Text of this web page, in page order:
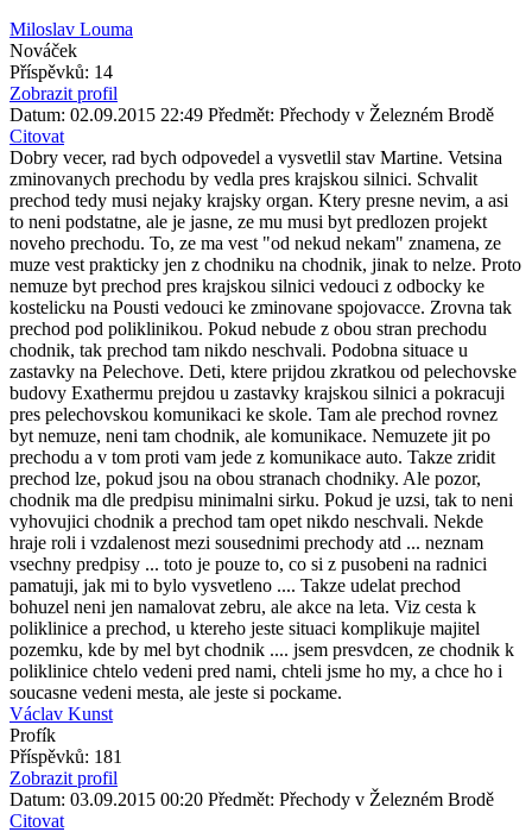
Miloslav Louma
Nováček
Příspěvků: 14
Zobrazit profil
Datum: 02.09.2015 22:49 Předmět: Přechody v Železném Brodě
Citovat
Dobry vecer, rad bych odpovedel a vysvetlil stav Martine. Vetsina
zminovanych prechodu by vedla pres krajskou silnici. Schvalit
prechod tedy musi nejaky krajsky organ. Ktery presne nevim, a asi
to neni podstatne, ale je jasne, ze mu musi byt predlozen projekt
noveho prechodu. To, ze ma vest "od nekud nekam" znamena, ze
muze vest prakticky jen z chodniku na chodnik, jinak to nelze. Proto
nemuze byt prechod pres krajskou silnici vedouci z odbocky ke
kostelicku na Pousti vedouci ke zminovane spojovacce. Zrovna tak
prechod pod poliklinikou. Pokud nebude z obou stran prechodu
chodnik, tak prechod tam nikdo neschvali. Podobna situace u
zastavky na Pelechove. Deti, ktere prijdou zkratkou od pelechovske
budovy Exathermu prejdou u zastavky krajskou silnici a pokracuji
pres pelechovskou komunikaci ke skole. Tam ale prechod rovnez
byt nemuze, neni tam chodnik, ale komunikace. Nemuzete jit po
prechodu a v tom proti vam jede z komunikace auto. Takze zridit
prechod lze, pokud jsou na obou stranach chodniky. Ale pozor,
chodnik ma dle predpisu minimalni sirku. Pokud je uzsi, tak to neni
vyhovujici chodnik a prechod tam opet nikdo neschvali. Nekde
hraje roli i vzdalenost mezi sousednimi prechody atd ... neznam
vsechny predpisy ... toto je pouze to, co si z pusobeni na radnici
pamatuji, jak mi to bylo vysvetleno .... Takze udelat prechod
bohuzel neni jen namalovat zebru, ale akce na leta. Viz cesta k
poliklinice a prechod, u ktereho jeste situaci komplikuje majitel
pozemku, kde by mel byt chodnik .... jsem presvdcen, ze chodnik k
poliklinice chtelo vedeni pred nami, chteli jsme ho my, a chce ho i
soucasne vedeni mesta, ale jeste si pockame.
Václav Kunst
Profík
Příspěvků: 181
Zobrazit profil
Datum: 03.09.2015 00:20 Předmět: Přechody v Železném Brodě
Citovat